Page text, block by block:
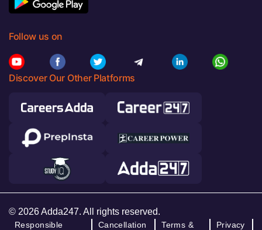
Follow us on
Discover Our Other Platforms
© 2026 Adda247. All rights reserved.
Responsible Cancellation Terms & Privacy